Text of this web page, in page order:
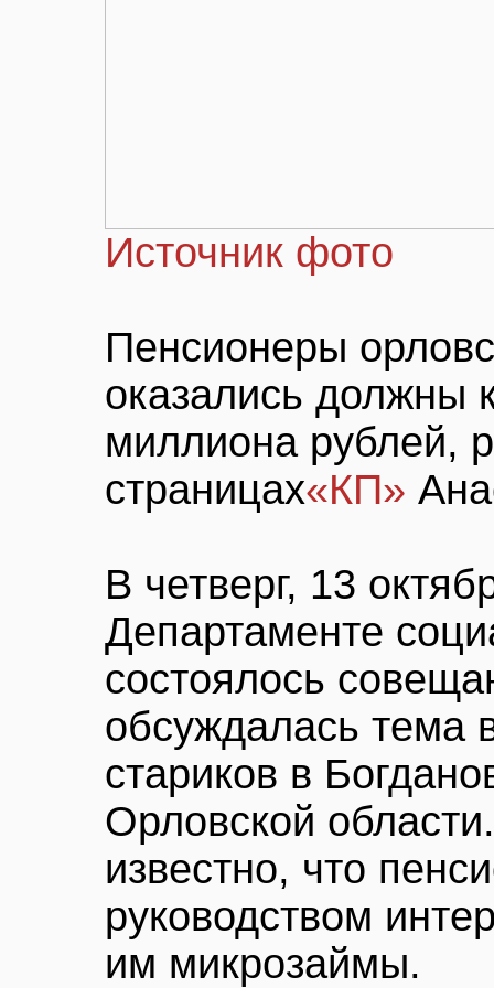
Источник фото
Пенсионеры
оказались должны
миллиона рублей,
страницах«КП»
В четверг, 13
Департаменте
состоялось
обсуждалась тема
стариков в
Орловской
известно, что
руководством
им микрозаймы.